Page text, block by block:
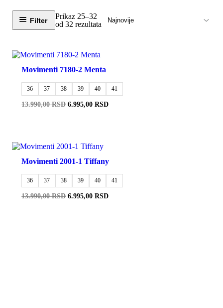
Filter
Prikaz 25–32
od 32 rezultataSortirano
Movimenti 7180-2 Menta
36 37 38 39 40 41
13.990,00RSD Originalna
6.995,00RSDTrenutna
Movimenti 2001-1 Tiffany
36 37 38 39 40 41
13.990,00RSD Originalna
6.995,00RSDTrenutna